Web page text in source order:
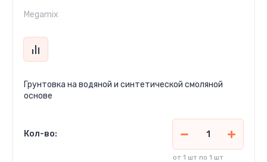
Megamix
Грунтовка на водяной и синтетической смоляной
основе
Кол-во:
от 1 шт по 1 шт